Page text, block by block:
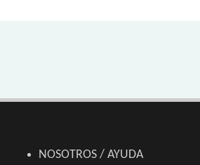
NOSOTROS / AYUDA